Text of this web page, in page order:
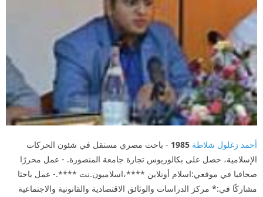
أحمد زغلول شلاطة 1985 - باحث مصري مستقل في شئون الحركات
الإسلامية، حصل على بكالوريوس تجارة جامعة المنصورة. - عمل محررًا
صحافيا في موقعي:اسلام أونلاين ****،اسلاميون.نت ****.- عمل باحثا
مشاركًا في:* مركز الدراسات والوثائق الاقتصادية والقانونية والاجتماعية